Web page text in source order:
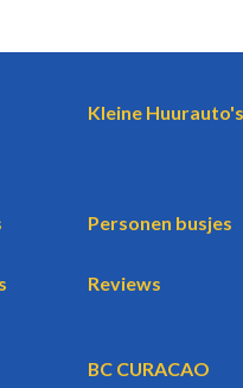
Kleine Huurauto's
Personen busjes
Reviews
BC CURACAO